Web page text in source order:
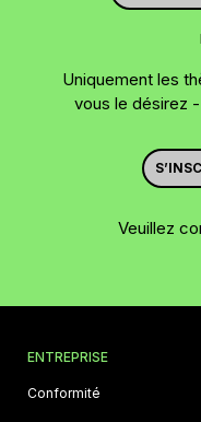
Uniquement les
vous le désirez -
Veuillez
ENTREPRISE
Conformité